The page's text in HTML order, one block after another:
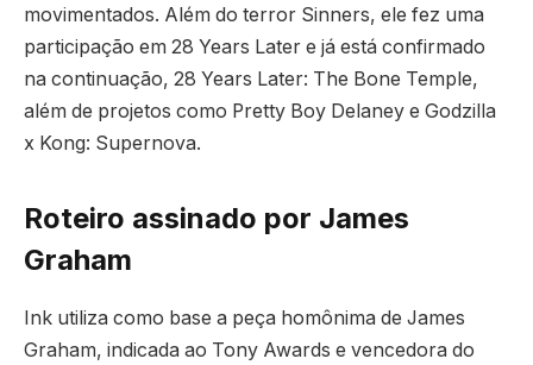
movimentados. Além do terror Sinners, ele fez uma
participação em 28 Years Later e já está confirmado
na continuação, 28 Years Later: The Bone Temple,
além de projetos como Pretty Boy Delaney e Godzilla
x Kong: Supernova.
Roteiro assinado por James
Graham
Ink utiliza como base a peça homônima de James
Graham, indicada ao Tony Awards e vencedora do